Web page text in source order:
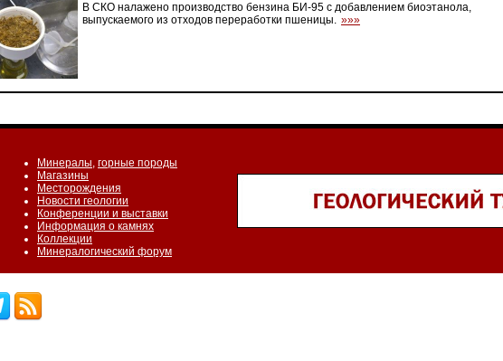
В СКО налажено производство бензина БИ-95 с добавлением биоэтанола,
выпускаемого из отходов переработки пшеницы. »»»
Минералы, горные породы
Магазины
Месторождения
Новости геологии
Конференции и выставки
Информация о камнях
Коллекции
Минералогический форум